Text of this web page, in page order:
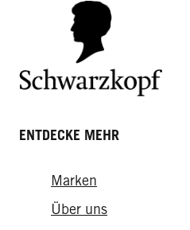
ENTDECKE MEHR
Marken
Über uns